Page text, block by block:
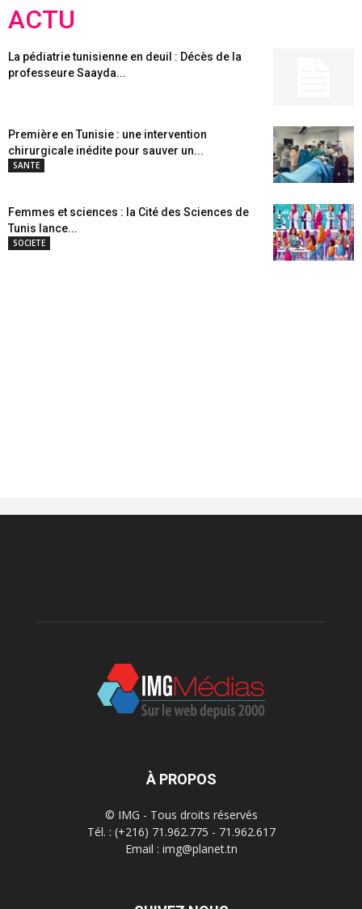
ACTU
La pédiatrie tunisienne en deuil : Décès de la
professeure Saayda...
Première en Tunisie : une intervention
chirurgicale inédite pour sauver un...
SANTE
Femmes et sciences : la Cité des Sciences de
Tunis lance...
SOCIETE
À PROPOS
© IMG - Tous droits réservés
Tél. : (+216) 71.962.775 - 71.962.617
Email : img@planet.tn